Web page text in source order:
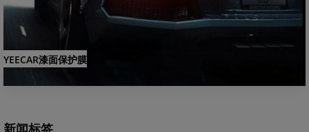
YEECAR漆面保护膜
新闻标签